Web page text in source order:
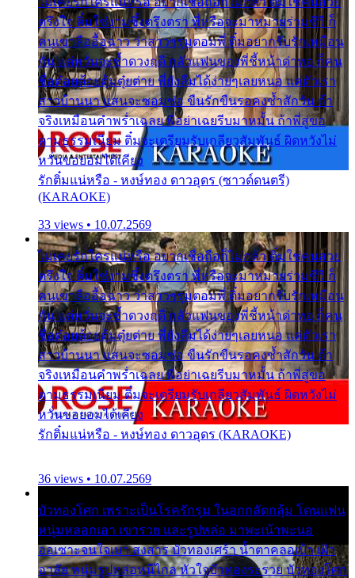
ตรึงใจ ติ๋มใช่งามซึ้งตรึงตรา พี่หรือจะมาหมายร่วมชีวี ก็
คนเขาลืออื้อฉาว ว่าสาวๆรุมตอมพี่ ติ๋มอยากรับรักเหมือน
กัน แต่หวั่นจะช้ำดวงฤดี กลัวแฟนของพี่ชี้หน้าด่าทอ ก็คน
ชื่อต๋อยต้อยตุ้มตุ๋ยต่าย พี่ยังลืมได้ง่ายๆเลยหนอ แค่ตัวเรา
สาวบ้านนา แสนจะซอมซ่อ ขืนรักขืนรอคงช้ำสักวัน ถ้า
จริงเหมือนคำพร่ำเฉลย พี่อย่าเฉยรีบมาหมั้น ถ้าพี่สู่ขอ
ตามธรรมเนียม ติ๋มจะเตรียมรับเกลียวสัมพันธ์ ผิดหวังไม่
หวั่นขอยอมได้เคียง
รักติ๋มแน่หรือ - หงษ์ทอง ดาวอุดร (ซาวด์ดนตรี)
(KARAOKE)
33 views • 10.07.2569
ไม่เคยรักใครแน่หรือ อยากเชื่อถือก็ไม่กล้า ติ๋มใช่คนสวย
ตรึงใจ ติ๋มใช่งามซึ้งตรึงตรา พี่หรือจะมาหมายร่วมชีวี ก็
คนเขาลืออื้อฉาว ว่าสาวๆรุมตอมพี่ ติ๋มอยากรับรักเหมือน
กัน แต่หวั่นจะช้ำดวงฤดี กลัวแฟนของพี่ชี้หน้าด่าทอ ก็คน
ชื่อต๋อยต้อยตุ้มตุ๋ยต่าย พี่ยังลืมได้ง่ายๆเลยหนอ แค่ตัวเรา
สาวบ้านนา แสนจะซอมซ่อ ขืนรักขืนรอคงช้ำสักวัน ถ้า
จริงเหมือนคำพร่ำเฉลย พี่อย่าเฉยรีบมาหมั้น ถ้าพี่สู่ขอ
ตามธรรมเนียม ติ๋มจะเตรียมรับเกลียวสัมพันธ์ ผิดหวังไม่
หวั่นขอยอมได้เคียง
รักติ๋มแน่หรือ - หงษ์ทอง ดาวอุดร (KARAOKE)
36 views • 10.07.2569
บัวทองโศก เพราะเป็นโรครักรุม ในอกกลัดกลุ้ม โดนแฟน
หนุ่มหลอกเอา เขารวย และรูปหล่อ มาพะเน้าพะนอ
ออเซาะจนใจเบา สงสาร บัวทองเศร้า น้ำตาคลอเบ้า เฝ้า
อาลัย หนุ่มรูปหล่อหนีไกล หัวใจบัวทองระรวย บัวทองโศก